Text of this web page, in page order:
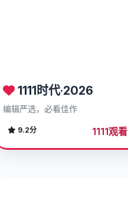
1111时代·2026
编辑严选，必看佳作
9.2分 1111观看